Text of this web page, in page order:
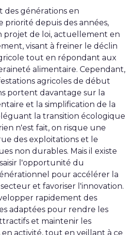
générations en
depuis des années,
projet de loi, actuellement en
visant à freiner le déclin
tout en répondant aux
alimentaire. Cependant,
agricoles de début
portent davantage sur la
et la simplification de la
la transition écologique
n'est fait, on risque une
des exploitations et le
non durables. Mais il existe
l'opportunité du
pour accélérer la
et favoriser l'innovation.
rapidement des
adaptées pour rendre les
et maintenir les
activité, tout en veillant à ce